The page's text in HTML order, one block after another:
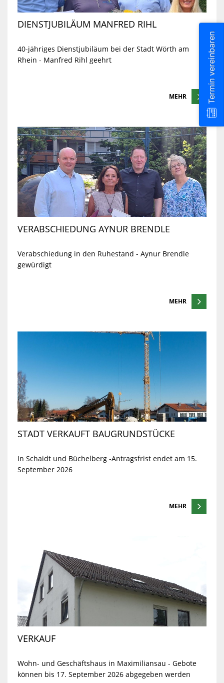
DIENSTJUBILÄUM MANFRED RIHL
40-jähriges Dienstjubiläum bei der Stadt Wörth am
Rhein - Manfred Rihl geehrt
MEHR
VERABSCHIEDUNG AYNUR BRENDLE
Verabschiedung in den Ruhestand - Aynur Brendle
gewürdigt
MEHR
STADT VERKAUFT BAUGRUNDSTÜCKE
In Schaidt und Büchelberg -Antragsfrist endet am 15.
September 2026
MEHR
VERKAUF
Wohn- und Geschäftshaus in Maximiliansau - Gebote
können bis 17. September 2026 abgegeben werden
Termin vereinbaren